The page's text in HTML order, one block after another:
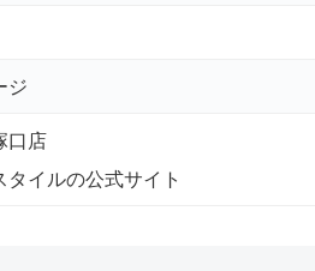
ジ
口店
タイルの公式サイト